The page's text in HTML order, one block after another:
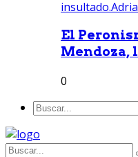
El
Mendoza,
0